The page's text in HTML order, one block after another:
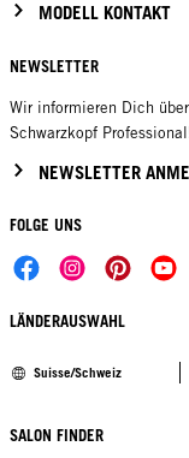
MODELL KONTAKT
NEWSLETTER
Wir informieren Dich
Schwarzkopf
NEWSLETTER
FOLGE UNS
LÄNDERAUSWAHL
Suisse/Schweiz
SALON FINDER